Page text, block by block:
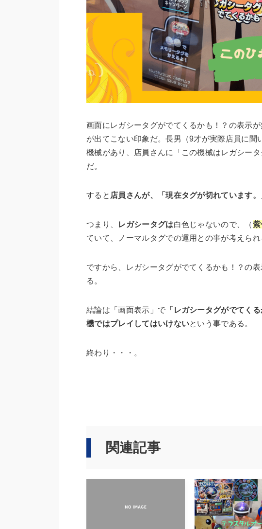
画面にレガシータグがでてくるかも！？の表示
が出てこない印象だ。長男（9才が実際店員に聞
機械があり、店員さんに「この機械はレガシー
だ。
すると 店員さんが、「現在タグが切れています。
つまり、 レガシータグは白色じゃないので、（紫
ていて、ノーマルタグでの運用との事が考えられ
ですから、レガシータグがでてくるかも！？の
る。
結論は「画面表示」で 「レガシータグがでてく
機ではプレイしてはいけないという事である。
終わり・・・。
関連記事